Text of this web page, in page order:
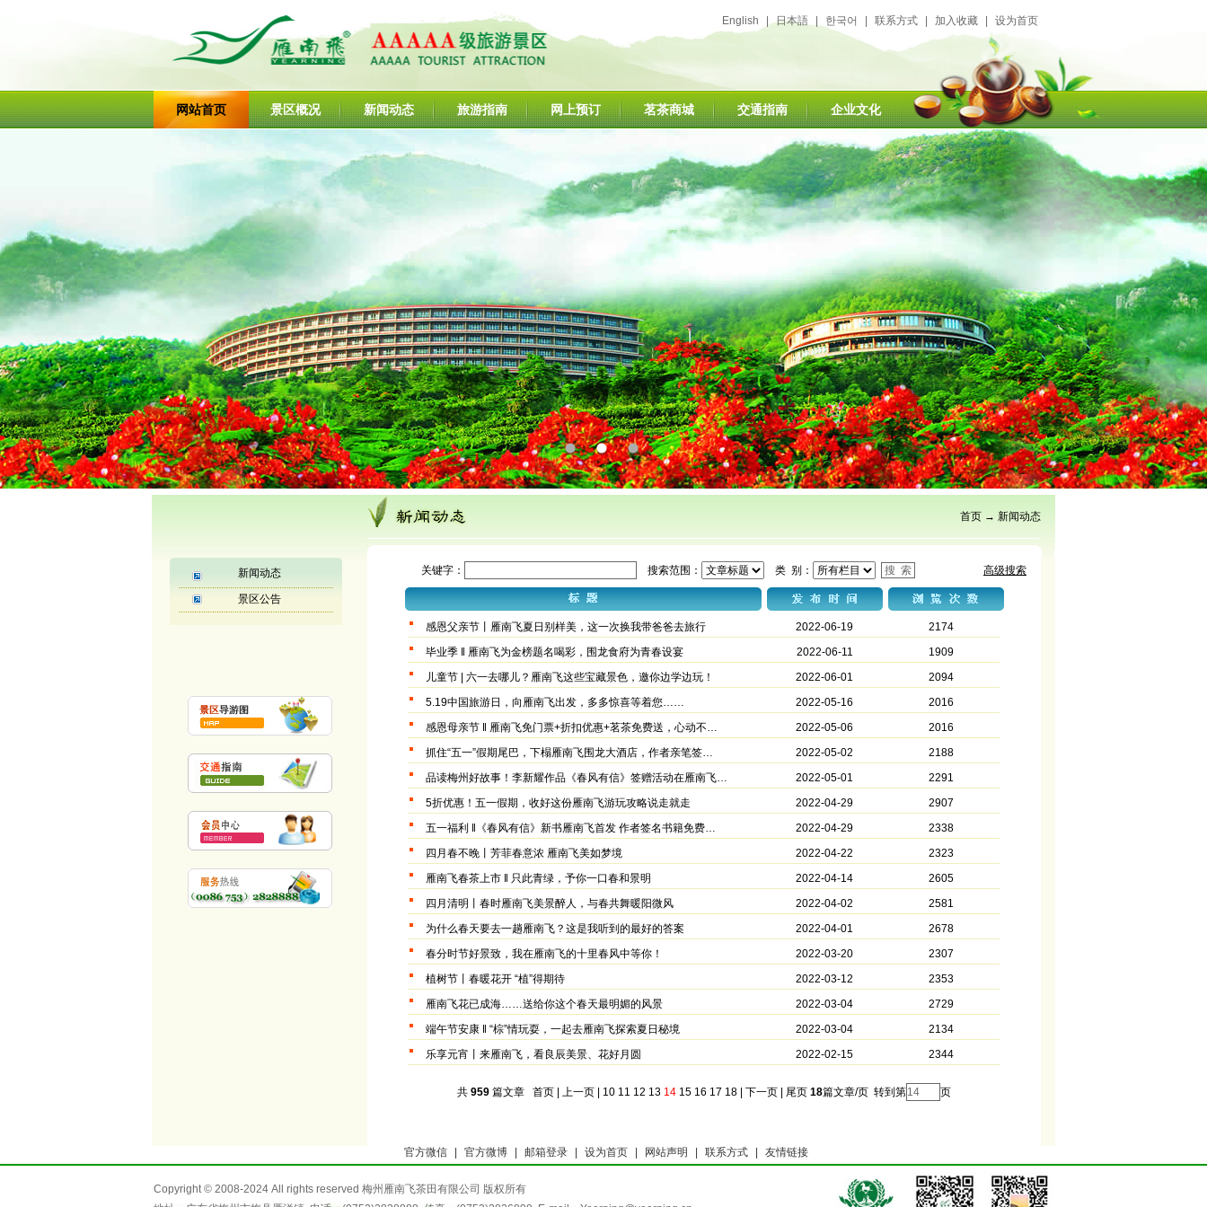
English 日本語 한국어 联系方式 加入收藏 设为首页
网站首页 景区概况 新闻动态 旅游指南 网上预订 茗茶商城 交通指南 企业文化
1 2 3
新闻动态
景区公告
首页 → 新闻动态
关键字： 搜索范围： 类 别： 高级搜索
感恩父亲节丨雁南飞夏日别样美，这一次换我带爸爸去旅行 2022-06-19
2174
毕业季 ‖ 雁南飞为金榜题名喝彩，围龙食府为青春设宴
2022-06-11
1909
儿童节 | 六一去哪儿？雁南飞这些宝藏景色，邀你边学边玩！
2022-06-01
2094
5.19中国旅游日，向雁南飞出发，多多惊喜等着您……
2022-05-16
2016
感恩母亲节 ‖ 雁南飞免门票+折扣优惠+茗茶免费送，心动不…
2022-05-06
2016
抓住“五一”假期尾巴，下榻雁南飞围龙大酒店，作者亲笔签…
2022-05-02
2188
品读梅州好故事！李新耀作品《春风有信》签赠活动在雁南飞…
2022-05-01
2291
5折优惠！五一假期，收好这份雁南飞游玩攻略说走就走
2022-04-29
2907
五一福利 ‖《春风有信》新书雁南飞首发 作者签名书籍免费…
2022-04-29
2338
四月春不晚丨芳菲春意浓 雁南飞美如梦境
2022-04-22
2323
雁南飞春茶上市 ‖ 只此青绿，予你一口春和景明
2022-04-14
2605
四月清明丨春时雁南飞美景醉人，与春共舞暖阳微风
2022-04-02
2581
为什么春天要去一趟雁南飞？这是我听到的最好的答案
2022-04-01
2678
春分时节好景致，我在雁南飞的十里春风中等你！
2022-03-20
2307
植树节丨春暖花开 “植”得期待
2022-03-12
2353
雁南飞花已成海……送给你这个春天最明媚的风景
2022-03-04
2729
端午节安康 ‖ “棕”情玩耍，一起去雁南飞探索夏日秘境
2022-03-04
2134
乐享元宵丨来雁南飞，看良辰美景、花好月圆
2022-02-15 2344
共 959篇文章 首页| 上一页| 10 11 12 13 14 15 16 17 18| 下一页| 尾页 18篇文章/页 转到第 页
官方微信 官方微博 邮箱登录 设为首页 网站声明 联系方式 友情链接
Copyright © 2008-2024 All rights reserved 梅州雁南飞茶田有限公司 版权所有